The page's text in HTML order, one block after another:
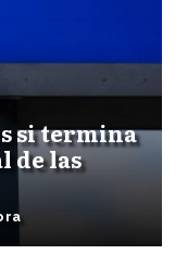
si termina
de las